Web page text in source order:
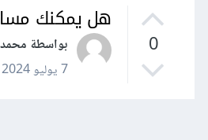
0
هل يمكنك
بواسطة محمد Mmm2
7 يوليو 2024